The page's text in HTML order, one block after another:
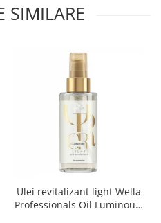
SIMILARE
Ulei revitalizant light Wella
Professionals Oil Luminous,